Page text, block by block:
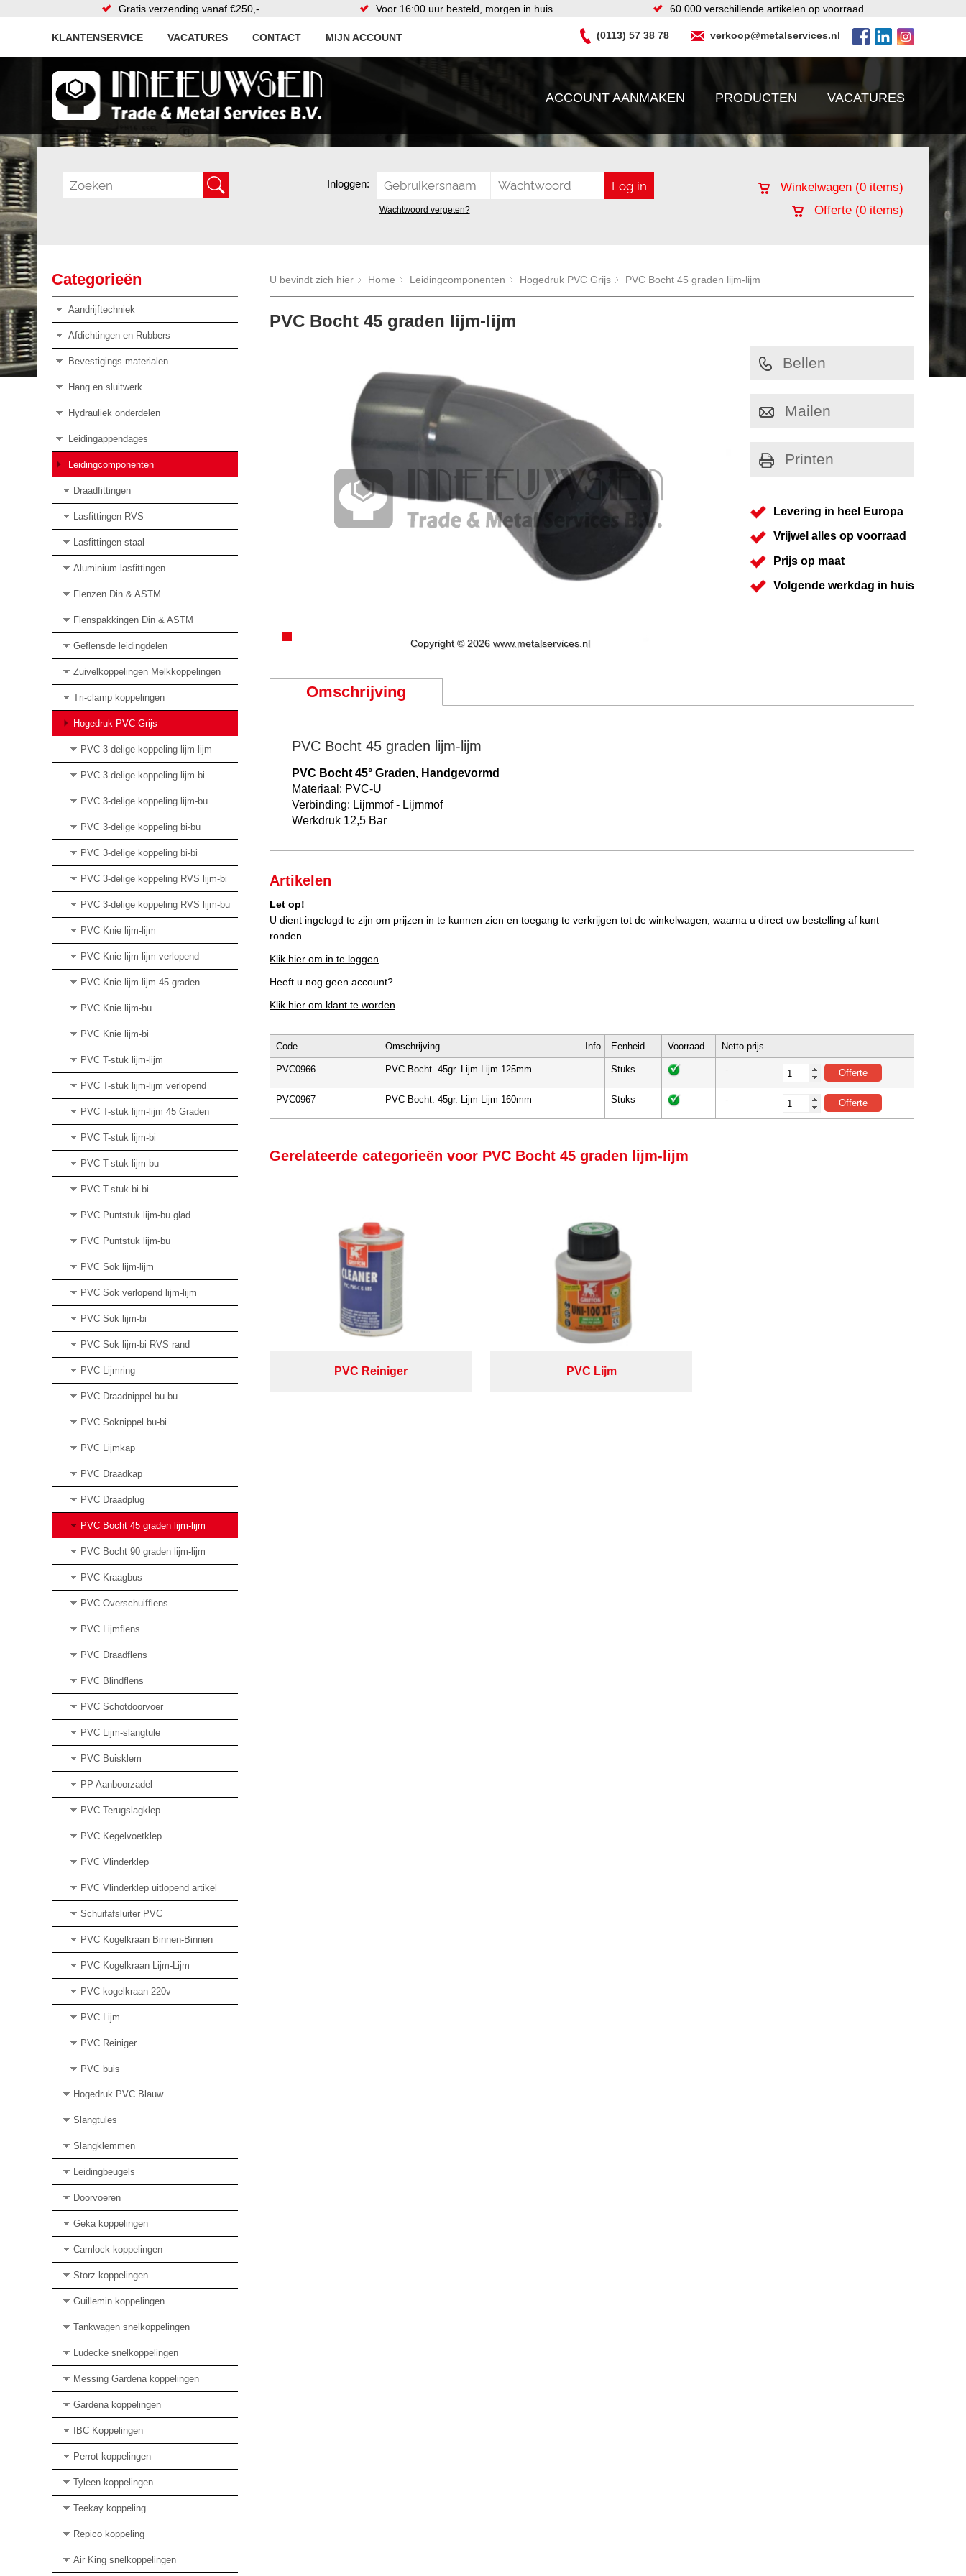
Gratis verzending vanaf €250,- Voor 16:00 uur besteld, morgen in huis 60.000 verschillende artikelen op voorraad
KLANTENSERVICE VACATURES CONTACT MIJN ACCOUNT (0113) 57 38 78 verkoop@metalservices.nl
ACCOUNT AANMAKEN PRODUCTEN VACATURES
Inloggen:
Wachtwoord vergeten?
Winkelwagen (0 items)
Offerte (0 items)
Categorieën
Aandrijftechniek
Afdichtingen en Rubbers
Bevestigings materialen
Hang en sluitwerk
Hydrauliek onderdelen
Leidingappendages
Leidingcomponenten
Draadfittingen
Lasfittingen RVS
Lasfittingen staal
Aluminium lasfittingen
Flenzen Din & ASTM
Flenspakkingen Din & ASTM
Geflensde leidingdelen
Zuivelkoppelingen Melkkoppelingen
Tri-clamp koppelingen
Hogedruk PVC Grijs
PVC 3-delige koppeling lijm-lijm
PVC 3-delige koppeling lijm-bi
PVC 3-delige koppeling lijm-bu
PVC 3-delige koppeling bi-bu
PVC 3-delige koppeling bi-bi
PVC 3-delige koppeling RVS lijm-bi
PVC 3-delige koppeling RVS lijm-bu
PVC Knie lijm-lijm
PVC Knie lijm-lijm verlopend
PVC Knie lijm-lijm 45 graden
PVC Knie lijm-bu
PVC Knie lijm-bi
PVC T-stuk lijm-lijm
PVC T-stuk lijm-lijm verlopend
PVC T-stuk lijm-lijm 45 Graden
PVC T-stuk lijm-bi
PVC T-stuk lijm-bu
PVC T-stuk bi-bi
PVC Puntstuk lijm-bu glad
PVC Puntstuk lijm-bu
PVC Sok lijm-lijm
PVC Sok verlopend lijm-lijm
PVC Sok lijm-bi
PVC Sok lijm-bi RVS rand
PVC Lijmring
PVC Draadnippel bu-bu
PVC Soknippel bu-bi
PVC Lijmkap
PVC Draadkap
PVC Draadplug
PVC Bocht 45 graden lijm-lijm
PVC Bocht 90 graden lijm-lijm
PVC Kraagbus
PVC Overschuifflens
PVC Lijmflens
PVC Draadflens
PVC Blindflens
PVC Schotdoorvoer
PVC Lijm-slangtule
PVC Buisklem
PP Aanboorzadel
PVC Terugslagklep
PVC Kegelvoetklep
PVC Vlinderklep
PVC Vlinderklep uitlopend artikel
Schuifafsluiter PVC
PVC Kogelkraan Binnen-Binnen
PVC Kogelkraan Lijm-Lijm
PVC kogelkraan 220v
PVC Lijm
PVC Reiniger
PVC buis
Hogedruk PVC Blauw
Slangtules
Slangklemmen
Leidingbeugels
Doorvoeren
Geka koppelingen
Camlock koppelingen
Storz koppelingen
Guillemin koppelingen
Tankwagen snelkoppelingen
Ludecke snelkoppelingen
Messing Gardena koppelingen
Gardena koppelingen
IBC Koppelingen
Perrot koppelingen
Tyleen koppelingen
Teekay koppeling
Repico koppeling
Air King snelkoppelingen
U bevindt zich hier Home Leidingcomponenten Hogedruk PVC Grijs PVC Bocht 45 graden lijm-lijm
PVC Bocht 45 graden lijm-lijm
Copyright © 2026 www.metalservices.nl
Bellen
Mailen
Printen
Levering in heel Europa
Vrijwel alles op voorraad
Prijs op maat
Volgende werkdag in huis
Omschrijving
PVC Bocht 45 graden lijm-lijm
PVC Bocht 45° Graden, Handgevormd
Materiaal: PVC-U
Verbinding: Lijmmof - Lijmmof
Werkdruk 12,5 Bar
Artikelen
Let op!
U dient ingelogd te zijn om prijzen in te kunnen zien en toegang te verkrijgen tot de winkelwagen, waarna u direct uw bestelling af kunt
ronden.
Klik hier om in te loggen
Heeft u nog geen account?
Klik hier om klant te worden
Code Omschrijving Info Eenheid Voorraad Netto prijs
PVC0966 PVC Bocht. 45gr. Lijm-Lijm 125mm Stuks -
PVC0967 PVC Bocht. 45gr. Lijm-Lijm 160mm Stuks -
Gerelateerde categorieën voor PVC Bocht 45 graden lijm-lijm
PVC Reiniger PVC Lijm